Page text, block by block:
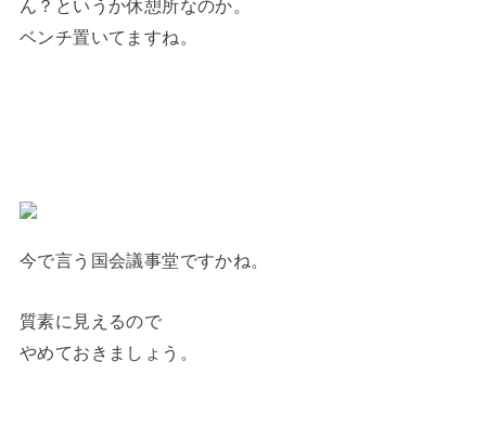
ん？というか休憩所なのか。
ベンチ置いてますね。
今で言う国会議事堂ですかね。
質素に見えるので
やめておきましょう。